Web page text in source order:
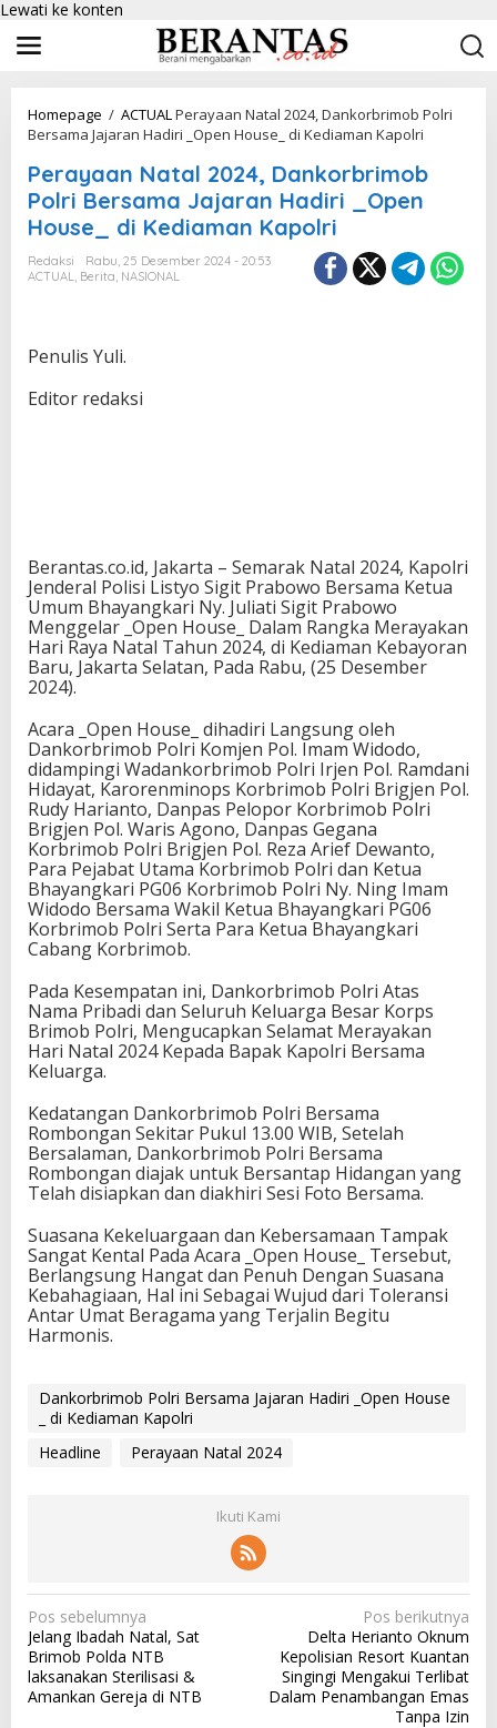
Lewati ke konten
Homepage / ACTUALPerayaan Natal 2024, Dankorbrimob Polri
Bersama Jajaran Hadiri _Open House_ di Kediaman Kapolri
Perayaan Natal 2024, Dankorbrimob
Polri Bersama Jajaran Hadiri _Open
House_ di Kediaman Kapolri
Redaksi
Rabu, 25 Desember 2024 - 20:53
ACTUAL, Berita, NASIONAL
Penulis Yuli.
Editor redaksi
Berantas.co.id, Jakarta – Semarak Natal 2024, Kapolri
Jenderal Polisi Listyo Sigit Prabowo Bersama Ketua
Umum Bhayangkari Ny. Juliati Sigit Prabowo
Menggelar _Open House_ Dalam Rangka Merayakan
Hari Raya Natal Tahun 2024, di Kediaman Kebayoran
Baru, Jakarta Selatan, Pada Rabu, (25 Desember
2024).
Acara _Open House_ dihadiri Langsung oleh
Dankorbrimob Polri Komjen Pol. Imam Widodo,
didampingi Wadankorbrimob Polri Irjen Pol. Ramdani
Hidayat, Karorenminops Korbrimob Polri Brigjen Pol.
Rudy Harianto, Danpas Pelopor Korbrimob Polri
Brigjen Pol. Waris Agono, Danpas Gegana
Korbrimob Polri Brigjen Pol. Reza Arief Dewanto,
Para Pejabat Utama Korbrimob Polri dan Ketua
Bhayangkari PG06 Korbrimob Polri Ny. Ning Imam
Widodo Bersama Wakil Ketua Bhayangkari PG06
Korbrimob Polri Serta Para Ketua Bhayangkari
Cabang Korbrimob.
Pada Kesempatan ini, Dankorbrimob Polri Atas
Nama Pribadi dan Seluruh Keluarga Besar Korps
Brimob Polri, Mengucapkan Selamat Merayakan
Hari Natal 2024 Kepada Bapak Kapolri Bersama
Keluarga.
Kedatangan Dankorbrimob Polri Bersama
Rombongan Sekitar Pukul 13.00 WIB, Setelah
Bersalaman, Dankorbrimob Polri Bersama
Rombongan diajak untuk Bersantap Hidangan yang
Telah disiapkan dan diakhiri Sesi Foto Bersama.
Suasana Kekeluargaan dan Kebersamaan Tampak
Sangat Kental Pada Acara _Open House_ Tersebut,
Berlangsung Hangat dan Penuh Dengan Suasana
Kebahagiaan, Hal ini Sebagai Wujud dari Toleransi
Antar Umat Beragama yang Terjalin Begitu
Harmonis.
Dankorbrimob Polri Bersama Jajaran Hadiri _Open House
_ di Kediaman Kapolri
Headline
Perayaan Natal 2024
Ikuti Kami
N
a
v
i
Pos sebelumnya
Jelang Ibadah Natal, Sat
Brimob Polda NTB
laksanakan Sterilisasi &
Amankan Gereja di NTB
Pos berikutnya
Delta Herianto Oknum
Kepolisian Resort Kuantan
Singingi Mengakui Terlibat
Dalam Penambangan Emas
Tanpa Izin